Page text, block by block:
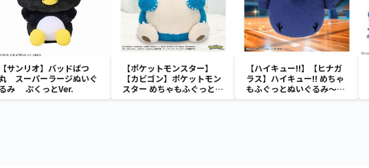
【サンリオ】バッドばつ
スーパーラージぬいぐ
るみ ぷくっとVer.
【ポケットモンスター】
【カビゴン】ポケットモン
スター めちゃもふぐっと
ほっこりいやされぬいぐる
【ハイキュー!!】【ヒナガ
ラス】ハイキュー!! めちゃ
もふぐっとぬいぐるみ～ヒ
ナガラス～